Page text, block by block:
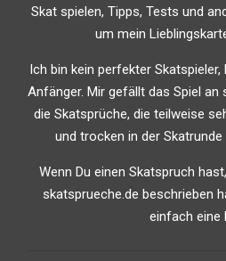
Skat spielen, Tipps, Tests und
um mein
Ich bin kein perfekter
Anfänger. Mir gefällt das Spiel an
die Skatsprüche, die teilweise
und trocken in der
Wenn Du einen Skatspruch
skatsprueche.de beschrieben
einfach eine